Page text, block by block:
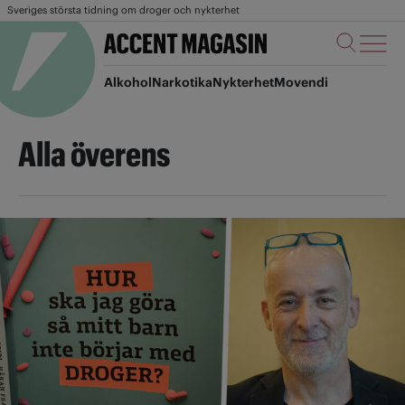
Sveriges största tidning om droger och nykterhet
AlkoholNarkotikaNykterhetMovendi
Alla överens